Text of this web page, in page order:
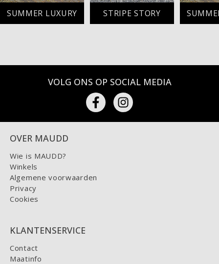
SUMMER LUXURY STRIPE STORY
VOLG ONS OP SOCIAL MEDIA
OVER MAUDD
Wie is MAUDD?
Winkels
Algemene voorwaarden
Privacy
Cookies
KLANTENSERVICE
Contact
Maatinfo